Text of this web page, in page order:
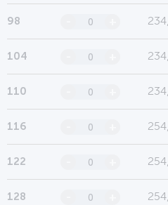
98
104
110
116
122
128